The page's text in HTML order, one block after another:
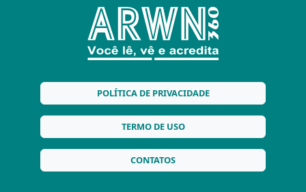
POLÍTICA DE PRIVACIDADE
TERMO DE USO
CONTATOS